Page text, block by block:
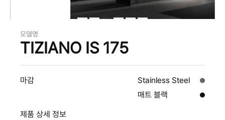
모델명
TIZIANO IS 175
마감
Stainless Steel
매트 블랙
제품 상세 정보